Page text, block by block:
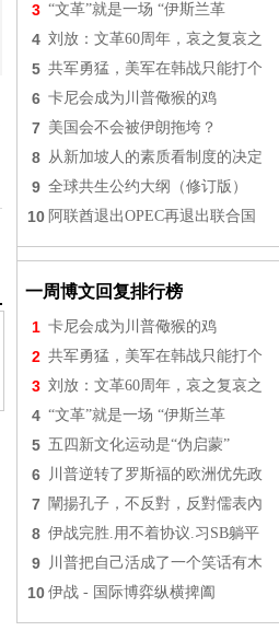
3 “文革”就是一场 “伊斯兰革
4 刘放：文革60周年，哀之复哀之
5 共军勇猛，美军在韩战只能打个
6 卡尼会成为川普儆猴的鸡
7 美国会不会被伊朗拖垮？
8 从新加坡人的素质看制度的决定
9 全球共生公约大纲（修订版）
10 阿联酋退出OPEC再退出联合国
一周博文回复排行榜
1 卡尼会成为川普儆猴的鸡
2 共军勇猛，美军在韩战只能打个
3 刘放：文革60周年，哀之复哀之
4 “文革”就是一场 “伊斯兰革
5 五四新文化运动是“伪启蒙”
6 川普逆转了罗斯福的欧洲优先政
7 闡揚孔子，不反對，反對儒表內
8 伊战完胜.用不着协议.习SB躺平
9 川普把自己活成了一个笑话有木
10 伊战 - 国际博弈纵横捭阖